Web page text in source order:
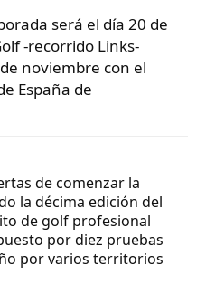
será el día 20 de
-recorrido Links-
noviembre con el
España de
de comenzar la
la décima edición del
de golf profesional
por diez pruebas
por varios territorios